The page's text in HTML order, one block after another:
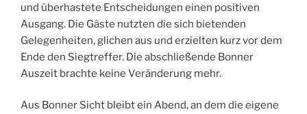
und überhastete Entscheidungen einen positiven
Ausgang. Die Gäste nutzten die sich bietenden
Gelegenheiten, glichen aus und erzielten kurz vor dem
Ende den Siegtreffer. Die abschließende Bonner
Auszeit brachte keine Veränderung mehr.
Aus Bonner Sicht bleibt ein Abend, an dem die eigene